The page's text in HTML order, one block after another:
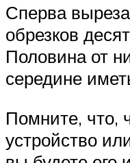
Сперва
обрезков
Половина от
середине
Помните, что,
устройство